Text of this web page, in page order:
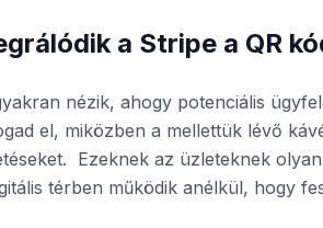
a Stripe a QR
nézik, ahogy potenciális
el, miközben a mellettük lévő
Ezeknek az üzleteknek
térben működik anélkül, hogy